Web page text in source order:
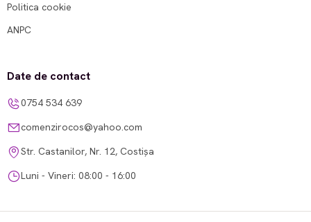
Politica cookie
ANPC
Date de contact
0754 534 639
comenzirocos@yahoo.com
Str. Castanilor, Nr. 12, Costișa
Luni - Vineri: 08:00 - 16:00